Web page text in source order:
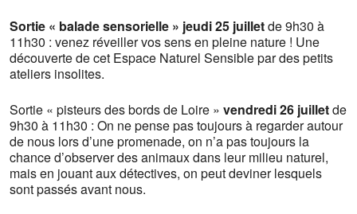
Sortie « balade sensorielle » jeudi 25 juilletde 9h30 à
11h30 : venez réveiller vos sens en pleine nature ! Une
découverte de cet Espace Naturel Sensible par des petits
ateliers insolites.
Sortie « pisteurs des bords de Loire » vendredi 26 juilletde
9h30 à 11h30 : On ne pense pas toujours à regarder autour
de nous lors d’une promenade, on n’a pas toujours la
chance d’observer des animaux dans leur milieu naturel,
mais en jouant aux détectives, on peut deviner lesquels
sont passés avant nous.